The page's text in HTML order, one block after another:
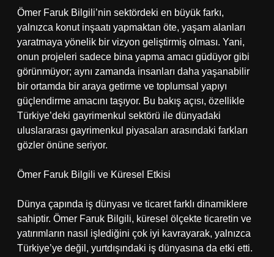
Ömer Faruk Bilgili’nin sektördeki en büyük farkı,
yalnızca konut inşaatı yapmaktan öte, yaşam alanları
yaratmaya yönelik bir vizyon geliştirmiş olması. Yani,
onun projeleri sadece bina yapma amacı güdüyor gibi
görünmüyor; aynı zamanda insanları daha yaşanabilir
bir ortamda bir araya getirme ve toplumsal yapıyı
güçlendirme amacını taşıyor. Bu bakış açısı, özellikle
Türkiye’deki gayrimenkul sektörü ile dünyadaki
uluslararası gayrimenkul piyasaları arasındaki farkları
gözler önüne seriyor.
Ömer Faruk Bilgili ve Küresel Etkisi
Dünya çapında iş dünyası ve ticaret farklı dinamiklere
sahiptir. Ömer Faruk Bilgili, küresel ölçekte ticaretin ve
yatırımların nasıl işlediğini çok iyi kavrayarak, yalnızca
Türkiye’ye değil, yurtdışındaki iş dünyasına da etki etti.